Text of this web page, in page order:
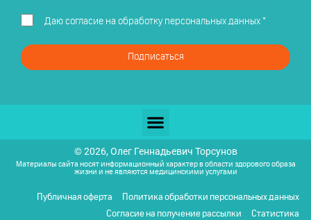
Даю согласие на обработку персональных данных*
Подписаться
© 2026, Олег Геннадьевич Торсунов
Материалы сайта носят информационный характер в области здорового образа
жизни и не являются медицинскими услугами
Публичная оферта
Политика обработки персональных данных
Согласие на получение рассылки
Статистика